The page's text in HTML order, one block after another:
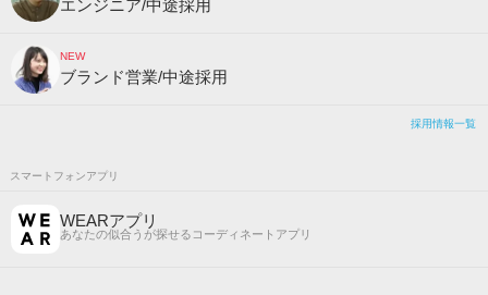
エンジニア/中途採用
NEW
ブランド営業/中途採用
採用情報一覧
スマートフォンアプリ
WEARアプリ
あなたの似合うが探せるコーディネートアプリ